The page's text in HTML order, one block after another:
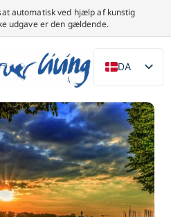
automatisk ved hjælp af kunstig
udgave er den gældende.
DA
DE
EN
NL
PL
ES
IT